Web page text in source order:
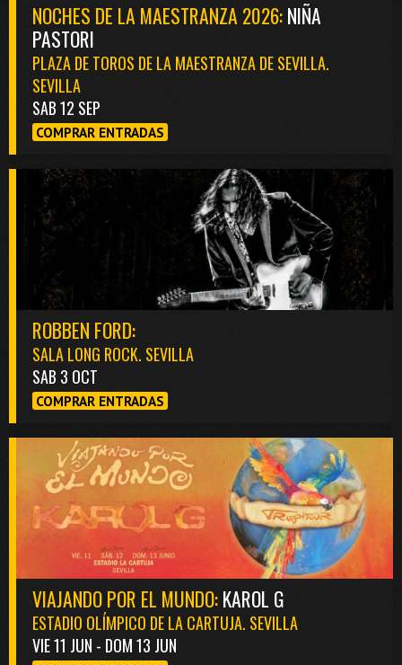
NOCHES DE LA MAESTRANZA 2026:NIÑA
PASTORI
PLAZA DE TOROS DE LA MAESTRANZA DE SEVILLA.
SEVILLA
SAB 12 SEP
COMPRAR ENTRADAS
ROBBEN FORD:
SALA LONG ROCK. SEVILLA
SAB 3 OCT
COMPRAR ENTRADAS
VIAJANDO POR EL MUNDO:KAROL G
ESTADIO OLÍMPICO DE LA CARTUJA. SEVILLA
VIE 11 JUN - DOM 13 JUN